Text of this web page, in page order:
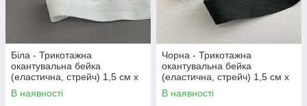
Біла - Трикотажна
окантувальна бейка
(еластична, стрейч) 1,5 см х
1м
В наявності
Чорна - Трикотажна
окантувальна бейка
(еластична, стрейч) 1,5 см х
1м
В наявності